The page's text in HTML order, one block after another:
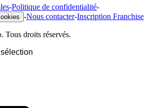
-Politique de confidentialité-
-Nous contacter-Inscription Franchise
Tous droits réservés.